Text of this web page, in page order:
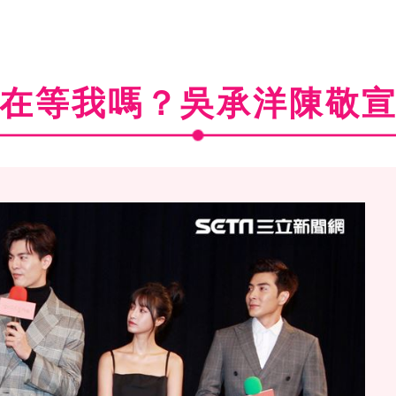
等我嗎？吳承洋陳敬